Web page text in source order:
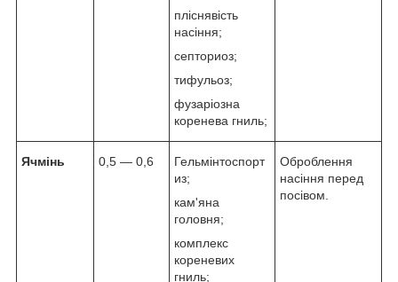
пліснявість
насіння;
септориоз;
тифульоз;
фузаріозна
коренева гниль;
Ячмінь 0,5 — 0,6
Гельмінтоспорт
из;
кам'яна
головня;
комплекс
кореневих
гниль;
Оброблення
насіння перед
посівом.